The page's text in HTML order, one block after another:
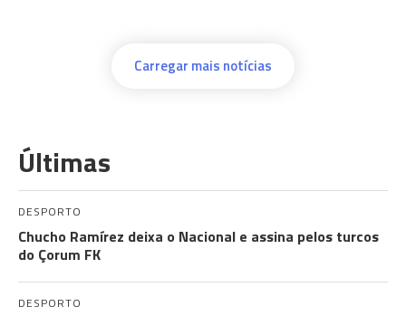
Carregar mais notícias
Últimas
DESPORTO
Chucho Ramírez deixa o Nacional e assina pelos turcos
do Çorum FK
DESPORTO